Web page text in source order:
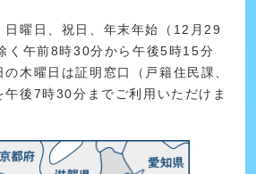
日曜日、祝日、年末年始（12月29
く午前8時30分から午後5時15分
木曜日は証明窓口（戸籍住民課、
午後7時30分までご利用いただけま